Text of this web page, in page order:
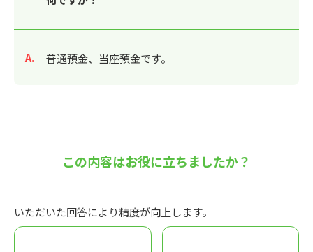
回答
普通預金、当座預金です。
この内容はお役に立ちましたか？
いただいた回答により精度が向上します。